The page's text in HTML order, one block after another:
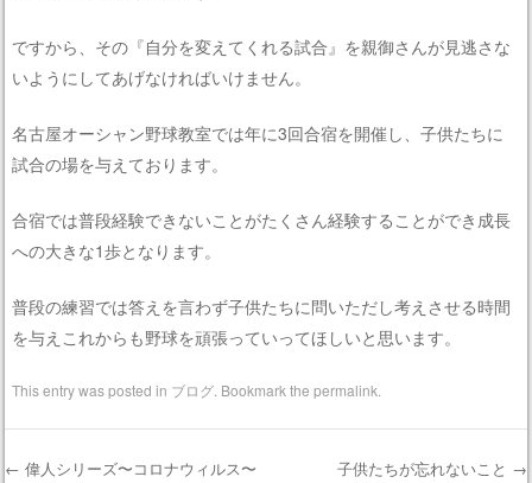
ですから、その『自分を変えてくれる試合』を親御さんが見逃さな
いようにしてあげなければいけません。
名古屋オーシャン野球教室では年に3回合宿を開催し、子供たちに
試合の場を与えております。
合宿では普段経験できないことがたくさん経験することができ成長
への大きな1歩となります。
普段の練習では答えを言わず子供たちに問いただし考えさせる時間
を与えこれからも野球を頑張っていってほしいと思います。
This entry was posted in ブログ . Bookmark thepermalink
← 偉人シリーズ〜コロナウィルス〜 子供たちが忘れないこと →